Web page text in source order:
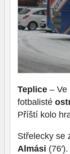
Teplice – Ve
fotbalisté
Příští kolo
Střelecky se
Almási